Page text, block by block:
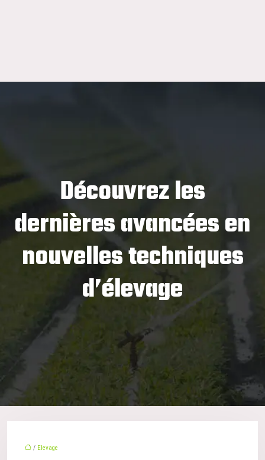
Découvrez les
dernières avancées en
nouvelles techniques
d’élevage
/ Elevage